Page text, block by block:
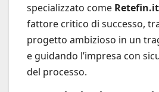
specializzato come Retefin.it
fattore critico di successo,
progetto ambizioso in un
e guidando l’impresa con
del processo.